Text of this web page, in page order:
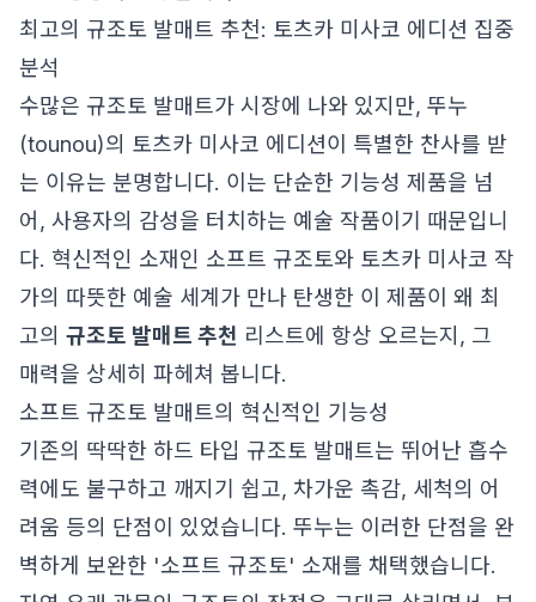
최고의 규조토 발매트 추천: 토츠카 미사코 에디션 집중
분석
수많은 규조토 발매트가 시장에 나와 있지만, 뚜누
(tounou)의 토츠카 미사코 에디션이 특별한 찬사를 받
는 이유는 분명합니다. 이는 단순한 기능성 제품을 넘
어, 사용자의 감성을 터치하는 예술 작품이기 때문입니
다. 혁신적인 소재인 소프트 규조토와 토츠카 미사코 작
가의 따뜻한 예술 세계가 만나 탄생한 이 제품이 왜 최
고의 규조토 발매트 추천 리스트에 항상 오르는지, 그
매력을 상세히 파헤쳐 봅니다.
소프트 규조토 발매트의 혁신적인 기능성
기존의 딱딱한 하드 타입 규조토 발매트는 뛰어난 흡수
력에도 불구하고 깨지기 쉽고, 차가운 촉감, 세척의 어
려움 등의 단점이 있었습니다. 뚜누는 이러한 단점을 완
벽하게 보완한 '소프트 규조토' 소재를 채택했습니다.